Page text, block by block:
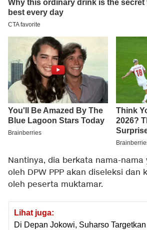
Nantinya, dia berkata nama-nama
oleh DPW PPP akan diseleksi dan
oleh peserta muktamar.
Lihat juga:
Di Depan Jokowi, Suharso